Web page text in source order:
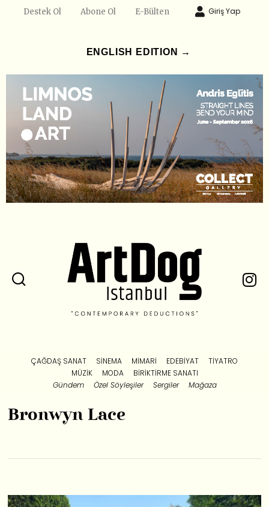
Destek Ol Abone Ol E-Bülten Giriş Yap
ENGLISH EDITION →
ÇAĞDAŞ SANAT SINEMA MIMARI EDEBIYAT
TIYATRO
MÜZIK
MODA
BIRIKTIRME SANATI
Gündem
Özel Söyleşiler Sergiler Mağaza
Bronwyn Lace